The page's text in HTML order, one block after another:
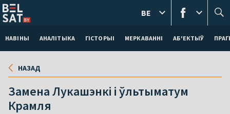
НАВІНЫ АНАЛІТЫКА ГІСТОРЫІ МЕРКАВАННI АБ'ЕКТЫЎ
BE
НАЗАД
Замена Лукашэнкі і ўльтыматум
Крамля